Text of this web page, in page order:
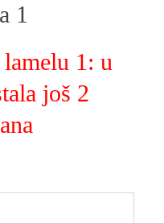
1
1: u
još 2